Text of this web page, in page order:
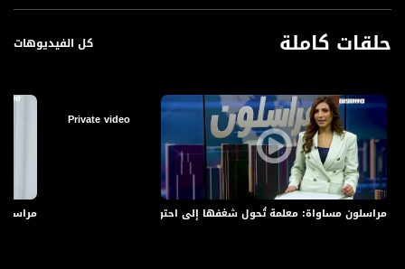
حلقات كاملة كل الفيديوهات
Private video
مراسلون مساواة: معلمة تُحول شغفها إلى احتراف وسهيلة شاهين مؤسسة